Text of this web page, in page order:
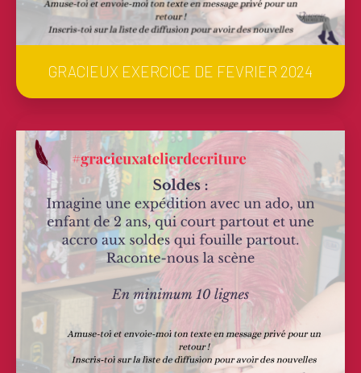
GRACIEUX EXERCICE DE FEVRIER 2024